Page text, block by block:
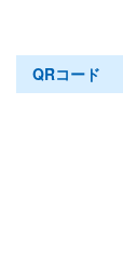
QRコード